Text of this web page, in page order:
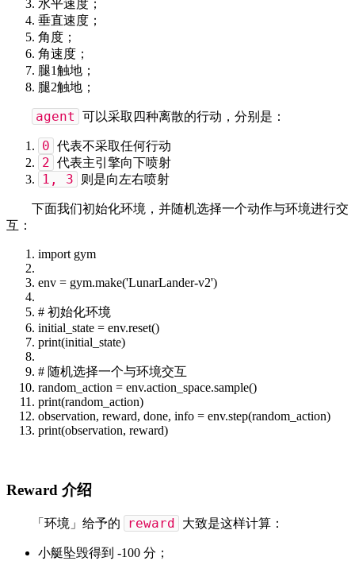
水平速度；
垂直速度；
角度；
角速度；
腿1触地；
腿2触地；
agent 可以采取四种离散的行动，分别是：
0 代表不采取任何行动
2 代表主引擎向下喷射
1, 3 则是向左右喷射
下面我们初始化环境，并随机选择一个动作与环境进行交
互：
import gym
env = gym.make('LunarLander-v2')
# 初始化环境
initial_state = env.reset()
print(initial_state)
# 随机选择一个与环境交互
random_action = env.action_space.sample()
print(random_action)
observation, reward, done, info = env.step(random_action)
print(observation, reward)
Reward 介绍
「环境」给予的 reward 大致是这样计算：
小艇坠毁得到 -100 分；